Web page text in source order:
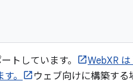
トしています。
WebXR
。
ウェブ向けに構築す